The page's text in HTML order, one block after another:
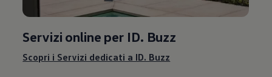
Servizi online per ID. Buzz
Scopri i Servizi dedicati a ID. Buzz